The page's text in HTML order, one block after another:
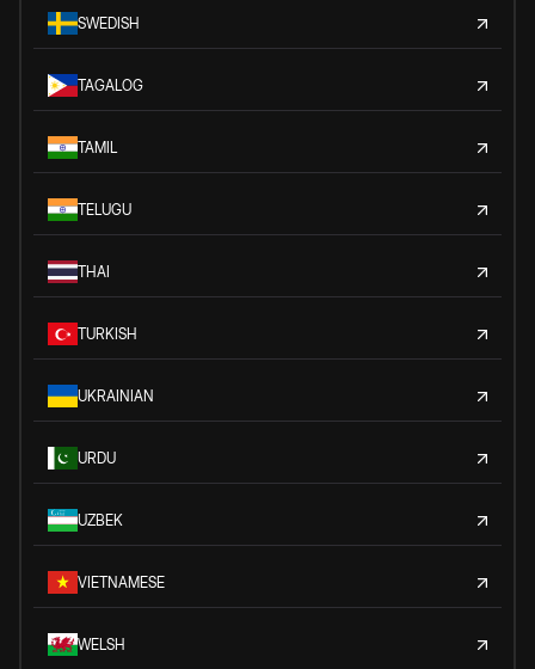
SWEDISH
TAGALOG
TAMIL
TELUGU
THAI
TURKISH
UKRAINIAN
URDU
UZBEK
VIETNAMESE
WELSH